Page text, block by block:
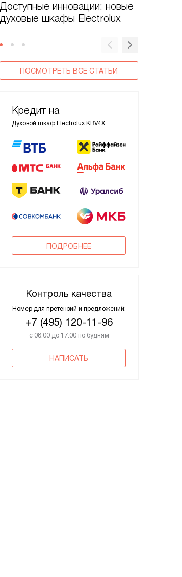
Доступные инновации: новые
духовые шкафы Electrolux
ПОСМОТРЕТЬ ВСЕ СТАТЬИ
Кредит на
Духовой шкаф Electrolux KBV4X
ПОДРОБНЕЕ
Контроль качества
Номер для претензий и предложений:
+7 (495) 120-11-96
с 08:00 до 17:00 по будням
НАПИСАТЬ